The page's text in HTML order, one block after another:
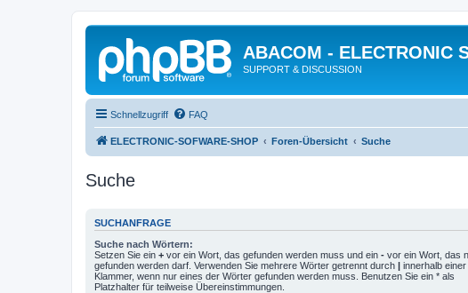
ABACOM - ELECTRONIC
SUPPORT & DISCUSSION
Schnellzugriff FAQ
ELECTRONIC-SOFWARE-SHOP Foren-Übersicht Suche
Suche
SUCHANFRAGE
Suche nach Wörtern:
Setzen Sie ein + vor ein Wort, das gefunden werden muss und ein - vor ein Wort, das
gefunden werden darf. Verwenden Sie mehrere Wörter getrennt durch | innerhalb einer
Klammer, wenn nur eines der Wörter gefunden werden muss. Benutzen Sie ein * als
Platzhalter für teilweise Übereinstimmungen.